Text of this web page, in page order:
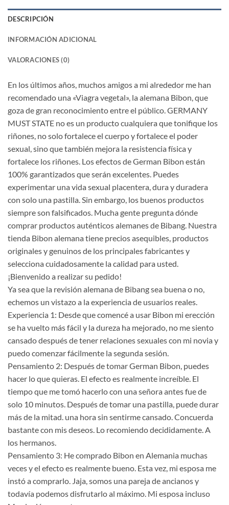
DESCRIPCIÓN
INFORMACIÓN ADICIONAL
VALORACIONES (0)
En los últimos años, muchos amigos a mi alrededor me han
recomendado una «Viagra vegetal», la alemana Bibon, que
goza de gran reconocimiento entre el público. GERMANY
MUST STATE no es un producto cualquiera que tonifique los
riñones, no solo fortalece el cuerpo y fortalece el poder
sexual, sino que también mejora la resistencia física y
fortalece los riñones. Los efectos de German Bibon están
100% garantizados que serán excelentes. Puedes
experimentar una vida sexual placentera, dura y duradera
con solo una pastilla. Sin embargo, los buenos productos
siempre son falsificados. Mucha gente pregunta dónde
comprar productos auténticos alemanes de Bibang. Nuestra
tienda Bibon alemana tiene precios asequibles, productos
originales y genuinos de los principales fabricantes y
selecciona cuidadosamente la calidad para usted.
¡Bienvenido a realizar su pedido!
Ya sea que la revisión alemana de Bibang sea buena o no,
echemos un vistazo a la experiencia de usuarios reales.
Experiencia 1: Desde que comencé a usar Bibon mi erección
se ha vuelto más fácil y la dureza ha mejorado, no me siento
cansado después de tener relaciones sexuales con mi novia y
puedo comenzar fácilmente la segunda sesión.
Pensamiento 2: Después de tomar German Bibon, puedes
hacer lo que quieras. El efecto es realmente increíble. El
tiempo que me tomó hacerlo con una señora antes fue de
solo 10 minutos. Después de tomar una pastilla, puede durar
más de la mitad. una hora sin sentirme cansado. Concuerda
bastante con mis deseos. Lo recomiendo decididamente. A
los hermanos.
Pensamiento 3: He comprado Bibon en Alemania muchas
veces y el efecto es realmente bueno. Esta vez, mi esposa me
instó a comprarlo. Jaja, somos una pareja de ancianos y
todavía podemos disfrutarlo al máximo. Mi esposa incluso